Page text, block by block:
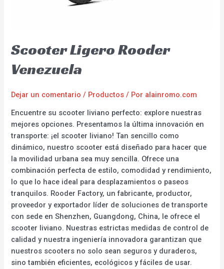
Scooter Ligero Rooder
Venezuela
Dejar un comentario / Productos / Por alainromo.com
Encuentre su scooter liviano perfecto: explore nuestras
mejores opciones. Presentamos la última innovación en
transporte: ¡el scooter liviano! Tan sencillo como
dinámico, nuestro scooter está diseñado para hacer que
la movilidad urbana sea muy sencilla. Ofrece una
combinación perfecta de estilo, comodidad y rendimiento,
lo que lo hace ideal para desplazamientos o paseos
tranquilos. Rooder Factory, un fabricante, productor,
proveedor y exportador líder de soluciones de transporte
con sede en Shenzhen, Guangdong, China, le ofrece el
scooter liviano. Nuestras estrictas medidas de control de
calidad y nuestra ingeniería innovadora garantizan que
nuestros scooters no solo sean seguros y duraderos,
sino también eficientes, ecológicos y fáciles de usar.